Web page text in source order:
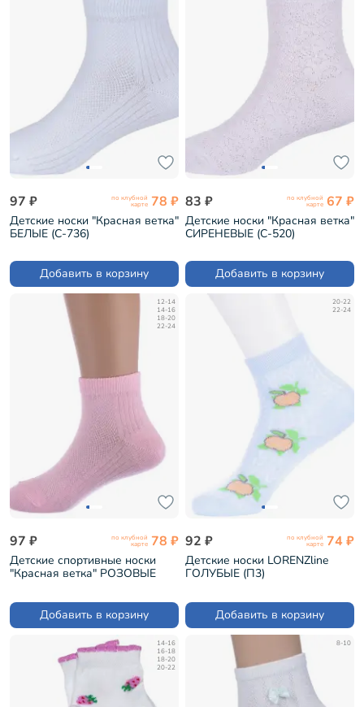
97 ₽ по клубной
карте 78 ₽
Детские носки "Красная ветка"
БЕЛЫЕ (С-736)
Добавить в корзину
83 ₽ по клубной
карте 67 ₽
Детские носки "Красная ветка"
СИРЕНЕВЫЕ (С-520)
Добавить в корзину
12-14
14-16
18-20
22-24
97 ₽ по клубной
карте 78 ₽
Детские спортивные носки
"Красная ветка" РОЗОВЫЕ
Добавить в корзину
20-22
22-24
92 ₽ по клубной
карте 74 ₽
Детские носки LORENZline
ГОЛУБЫЕ (П3)
Добавить в корзину
14-16
16-18
18-20
20-22
8-10